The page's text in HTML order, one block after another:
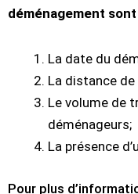
déménagement
La date du
La distance
Le volume de
déménageurs;
La présence
Pour plus